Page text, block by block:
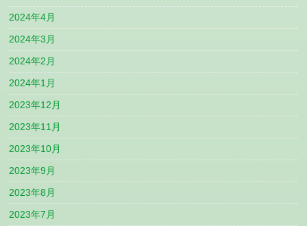
2024年4月
2024年3月
2024年2月
2024年1月
2023年12月
2023年11月
2023年10月
2023年9月
2023年8月
2023年7月